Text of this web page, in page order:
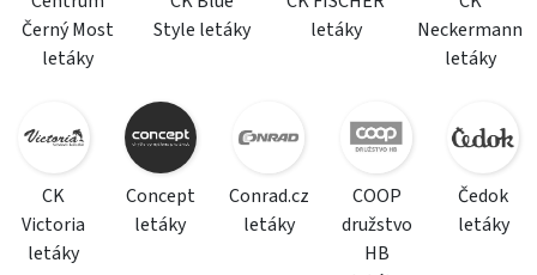
Černý Most
letáky
Style letáky
letáky
Neckermann
letáky
CK
Victoria
letáky
Concept
letáky
Conrad.cz
letáky
COOP
družstvo
HB
Čedok
letáky